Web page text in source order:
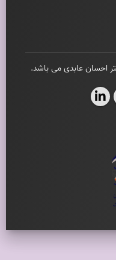
احسان عابدی می باشد.